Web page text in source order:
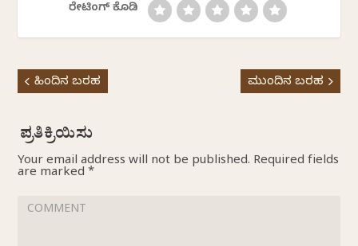
ರೇಟಿಂಗ್ ಕೊಡಿ
ಹಿಂದಿನ ಬರಹ ಮುಂದಿನ ಬರಹ
Your email address will not be published. Required fields
are marked*